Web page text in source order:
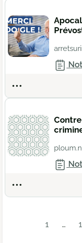
1 …